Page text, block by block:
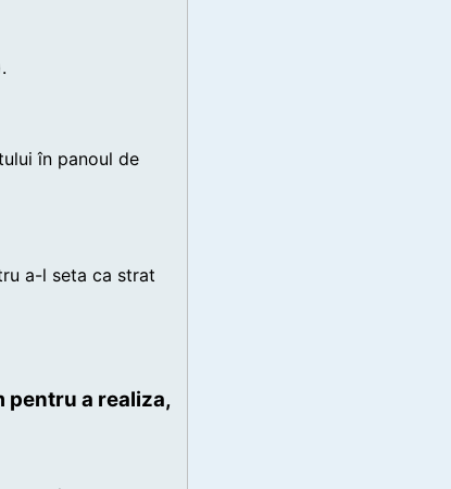
în panoul de
a-l seta ca strat
pentru a realiza,